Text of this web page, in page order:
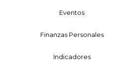
Eventos
Finanzas Personales
Indicadores